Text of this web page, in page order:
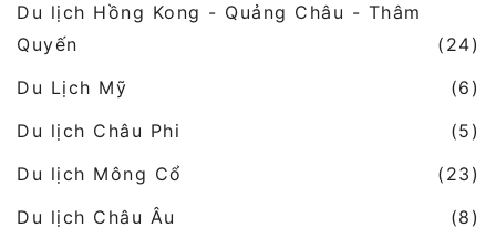
Du lịch Hồng Kong - Quảng Châu - Thâm
Quyến
(24)
Du Lịch Mỹ
(6)
Du lịch Châu Phi
(5)
Du lịch Mông Cổ
(23)
Du lịch Châu Âu
(8)